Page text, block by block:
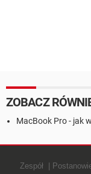
ZOBACZ
MacBook Pro - jak
Zespół